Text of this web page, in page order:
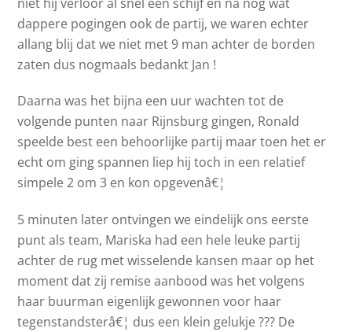
dappere pogingen ook de partij, we waren echter
allang blij dat we niet met 9 man achter de borden
zaten dus nogmaals bedankt Jan !
Daarna was het bijna een uur wachten tot de
volgende punten naar Rijnsburg gingen, Ronald
speelde best een behoorlijke partij maar toen het er
echt om ging spannen liep hij toch in een relatief
simpele 2 om 3 en kon opgevenâ€¦
5 minuten later ontvingen we eindelijk ons eerste
punt als team, Mariska had een hele leuke partij
achter de rug met wisselende kansen maar op het
moment dat zij remise aanbood was het volgens
haar buurman eigenlijk gewonnen voor haar
tegenstandsterâ€¦ dus een klein gelukje ??? De